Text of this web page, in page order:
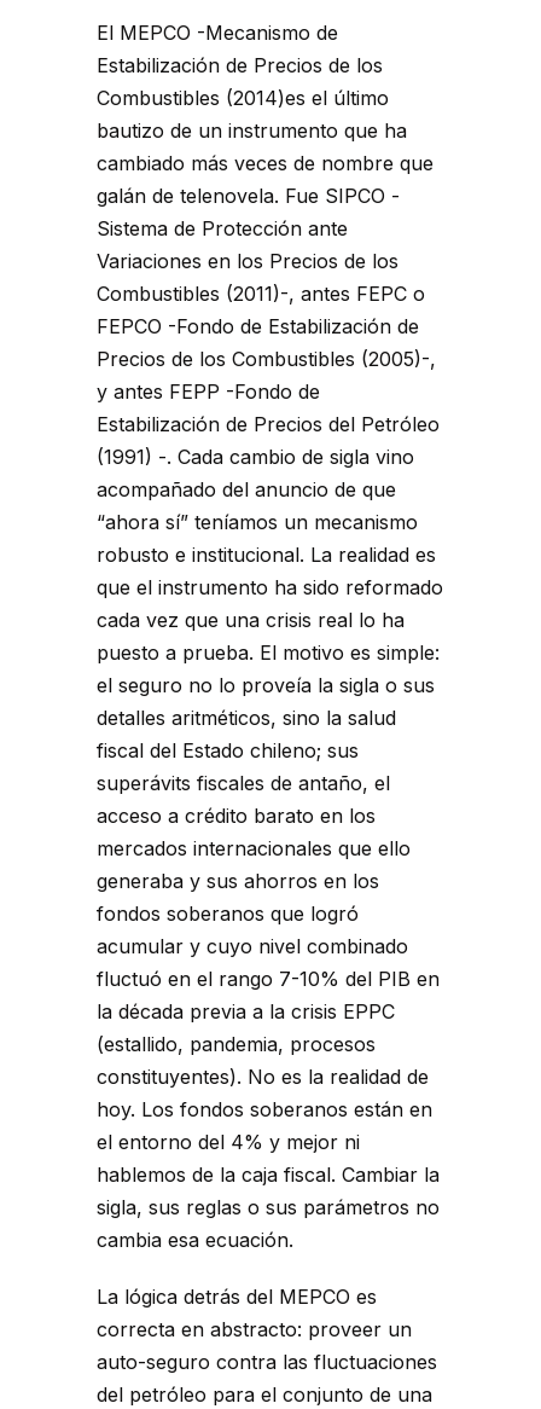
El MEPCO -Mecanismo de
Estabilización de Precios de los
Combustibles (2014)es el último
bautizo de un instrumento que ha
cambiado más veces de nombre que
galán de telenovela. Fue SIPCO -
Sistema de Protección ante
Variaciones en los Precios de los
Combustibles (2011)-, antes FEPC o
FEPCO -Fondo de Estabilización de
Precios de los Combustibles (2005)-,
y antes FEPP -Fondo de
Estabilización de Precios del Petróleo
(1991) -. Cada cambio de sigla vino
acompañado del anuncio de que
“ahora sí” teníamos un mecanismo
robusto e institucional. La realidad es
que el instrumento ha sido reformado
cada vez que una crisis real lo ha
puesto a prueba. El motivo es simple:
el seguro no lo proveía la sigla o sus
detalles aritméticos, sino la salud
fiscal del Estado chileno; sus
superávits fiscales de antaño, el
acceso a crédito barato en los
mercados internacionales que ello
generaba y sus ahorros en los
fondos soberanos que logró
acumular y cuyo nivel combinado
fluctuó en el rango 7-10% del PIB en
la década previa a la crisis EPPC
(estallido, pandemia, procesos
constituyentes). No es la realidad de
hoy. Los fondos soberanos están en
el entorno del 4% y mejor ni
hablemos de la caja fiscal. Cambiar la
sigla, sus reglas o sus parámetros no
cambia esa ecuación.
La lógica detrás del MEPCO es
correcta en abstracto: proveer un
auto-seguro contra las fluctuaciones
del petróleo para el conjunto de una